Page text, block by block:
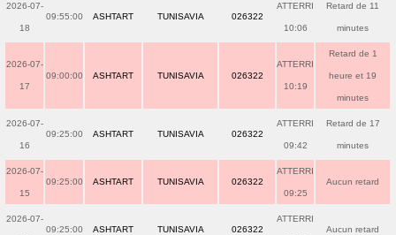
2026-07-
18
09:55:00 ASHTART TUNISAVIA 026322
ATTERRI
10:06
Retard de 11
minutes
2026-07-
17
09:00:00 ASHTART TUNISAVIA 026322
ATTERRI
10:19
Retard de 1
heure et 19
minutes
2026-07-
16
09:25:00 ASHTART TUNISAVIA 026322
ATTERRI
09:42
Retard de 17
minutes
2026-07-
15
09:25:00 ASHTART TUNISAVIA 026322
ATTERRI
09:25
Aucun retard
2026-07-
09:25:00 ASHTART TUNISAVIA 026322
ATTERRI
Aucun retard